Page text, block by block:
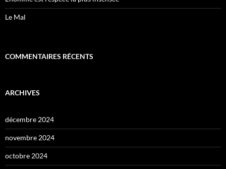
Le Mal
COMMENTAIRES RÉCENTS
ARCHIVES
décembre 2024
novembre 2024
octobre 2024